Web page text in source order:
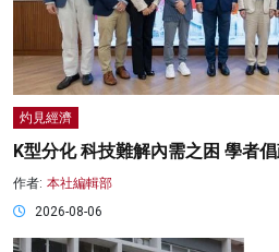
灼見經濟
K型分化 科技難解內需之困 學者
作者: 本社編輯部
2026-08-06